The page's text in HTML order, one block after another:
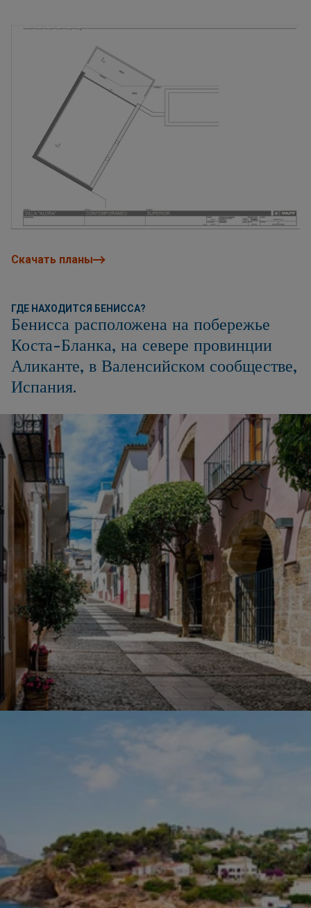
Скачать планы
ГДЕ НАХОДИТСЯ БЕНИССА?
Бенисса расположена на побережье
Коста-Бланка, на севере провинции
Аликанте, в Валенсийском сообществе,
Испания.